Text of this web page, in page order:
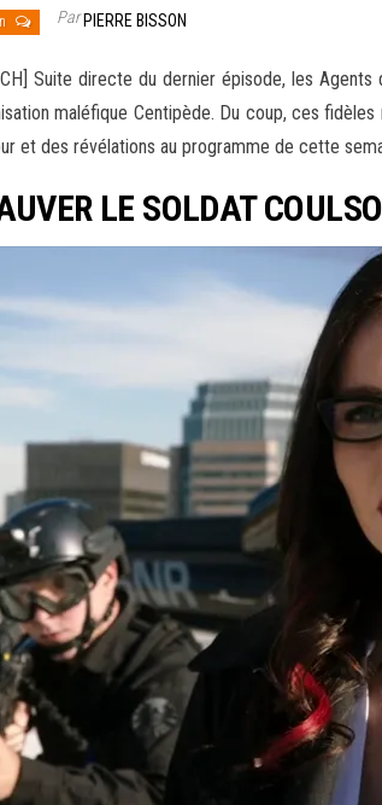
ParPIERRE BISSON
Suite directe du dernier épisode, les
maléfique Centipède. Du coup, ces
et des révélations au programme de cette
LE SOLDAT